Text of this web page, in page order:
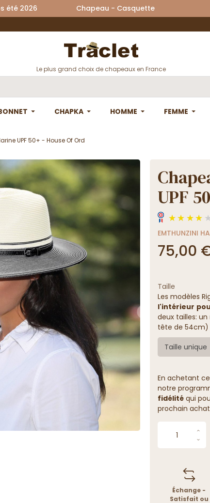
été 2026 Chapeau - Casquette
Le plus grand choix de chapeaux en France
CHAPKA HOMME FEMME
UPF 50+ - House Of Ord
UPF
EMTHUNZINI
75,00
Taille
Les modèles
l'intérieur
deux tailles:
tête de 54cm)
Taille unique
En achetant
notre
fidélitéqui
prochain
Échange -
Satisfait ou